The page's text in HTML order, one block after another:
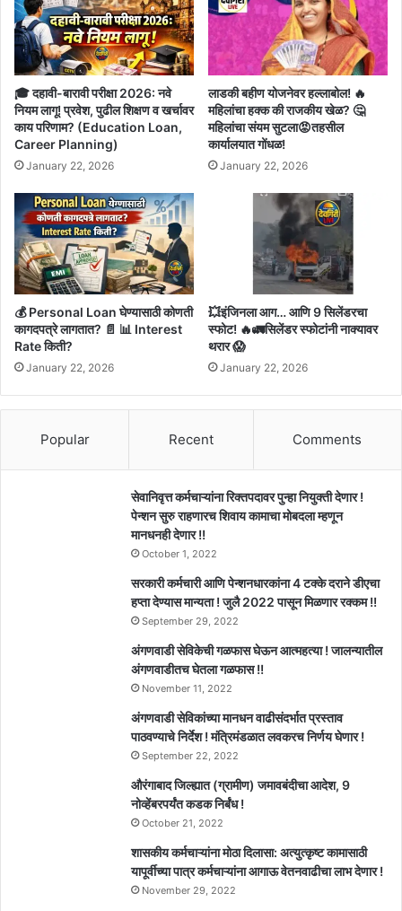
🎓 दहावी-बारावी परीक्षा 2026: नवे
नियम लागू! प्रवेश, पुढील शिक्षण व खर्चावर
काय परिणाम? (Education Loan,
Career Planning)
January 22, 2026
लाडकी बहीण योजनेवर हल्लाबोल! 🔥
महिलांचा हक्क की राजकीय खेळ? 🤔
महिलांचा संयम सुटला😡तहसील
कार्यालयात गोंधळ!
January 22, 2026
💰 Personal Loan घेण्यासाठी कोणती
कागदपत्रे लागतात? 📄 📊 Interest
Rate किती?
January 22, 2026
💥इंजिनला आग… आणि 9 सिलेंडरचा
स्फोट! 🔥🚛सिलेंडर स्फोटांनी नाक्यावर
थरार 😱
January 22, 2026
Popular Recent Comments
सेवानिवृत्त कर्मचाऱ्यांना रिक्तपदावर पुन्हा नियुक्ती देणार !
पेन्शन सुरु राहणारच शिवाय कामाचा मोबदला म्हणून
मानधनही देणार !!
October 1, 2022
सरकारी कर्मचारी आणि पेन्शनधारकांना 4 टक्के दराने डीएचा
हप्ता देण्यास मान्यता ! जुलै 2022 पासून मिळणार रक्कम !!
September 29, 2022
अंगणवाडी सेविकेची गळफास घेऊन आत्महत्या ! जालन्यातील
अंगणवाडीतच घेतला गळफास !!
November 11, 2022
अंगणवाडी सेविकांच्या मानधन वाढीसंदर्भात प्रस्ताव
पाठवण्याचे निर्देश ! मंत्रिमंडळात लवकरच निर्णय घेणार !
September 22, 2022
औरंगाबाद जिल्ह्यात (ग्रामीण) जमावबंदीचा आदेश, 9
नोव्हेंबरपर्यंत कडक निर्बंध !
October 21, 2022
शासकीय कर्मचाऱ्यांना मोठा दिलासा: अत्युत्कृष्ट कामासाठी
यापूर्वीच्या पात्र कर्मचाऱ्यांना आगाऊ वेतनवाढीचा लाभ देणार !
November 29, 2022